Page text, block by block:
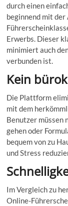
durch einen
beginnend mit
Erwerbs. Dieser
minimiert auch
verbunden ist.
Kein
Die Plattform
mit dem
Benutzer müssen
gehen oder
bequem von zu
und Stress
Im Vergleich zu
Online-